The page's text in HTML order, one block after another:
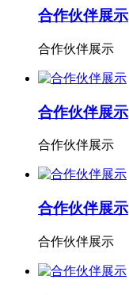
合作伙伴展示
合作伙伴展示
合作伙伴展示
合作伙伴展示
合作伙伴展示
合作伙伴展示